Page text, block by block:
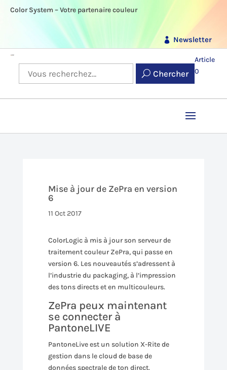
Color System – Votre partenaire couleur
Newsletter
Chercher
Article
0
Mise à jour de ZePra en version
6
11 Oct 2017
ColorLogic à mis à jour son serveur de
traitement couleur ZePra, qui passe en
version 6. Les nouveautés s’adressent à
l’industrie du packaging, à l’impression
des tons directs et en multicouleurs.
ZePra peux maintenant
se connecter à
PantoneLIVE
PantoneLive est un solution X-Rite de
gestion dans le cloud de base de
données spectrale de ton direct.